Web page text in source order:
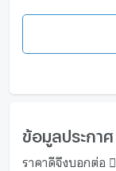
ข้อมูลประกาศ
ราคาดีจึงบอกต่อ 